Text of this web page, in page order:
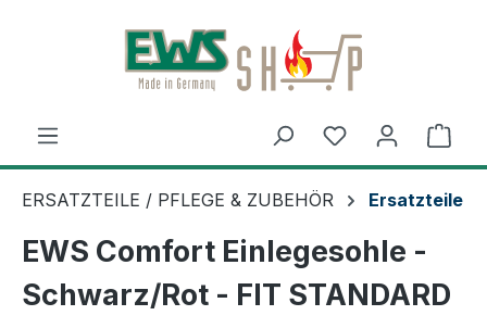
Zum Hauptinhalt springen
ERSATZTEILE / PFLEGE & ZUBEHÖR Ersatzteile
EWS Comfort Einlegesohle -
Schwarz/Rot - FIT STANDARD